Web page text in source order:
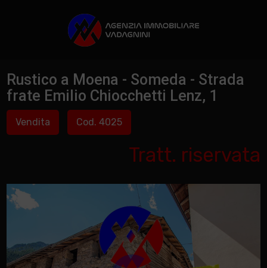
Rustico a Moena - Someda - Strada
frate Emilio Chiocchetti Lenz, 1
Vendita Cod. 4025
Tratt. riservata